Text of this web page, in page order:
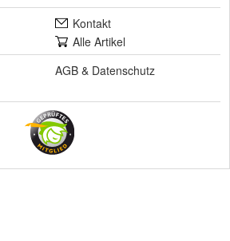
Kontakt
Alle Artikel
AGB & Datenschutz